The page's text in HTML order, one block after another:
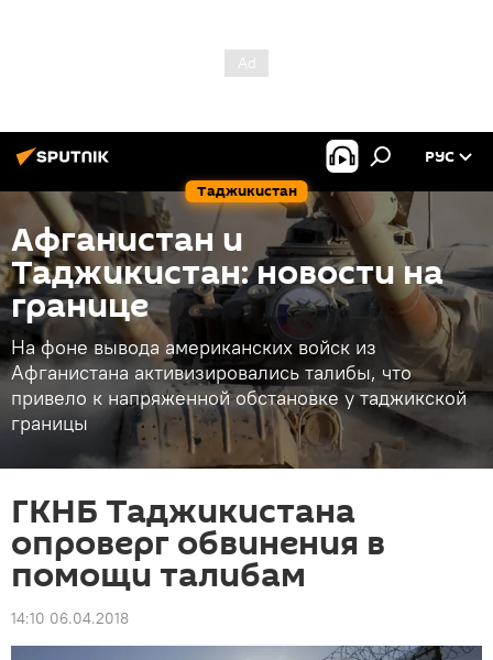
Таджикистан
РУС
Афганистан и
Таджикистан: новости на
границе
На фоне вывода американских войск из
Афганистана активизировались талибы, что
привело к напряженной обстановке у таджикской
границы
ГКНБ Таджикистана
опроверг обвинения в
помощи талибам
14:10 06.04.2018